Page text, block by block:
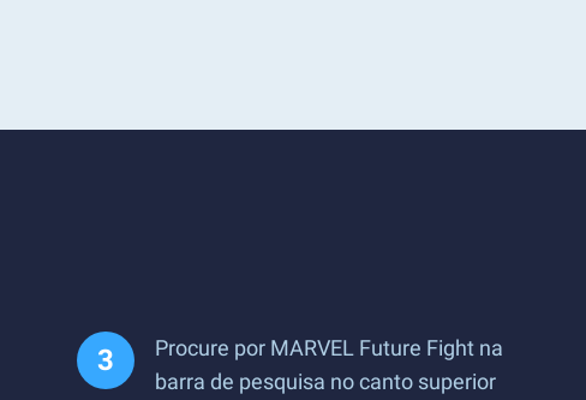
Procure por MARVEL Future Fight na
barra de pesquisa no canto superior